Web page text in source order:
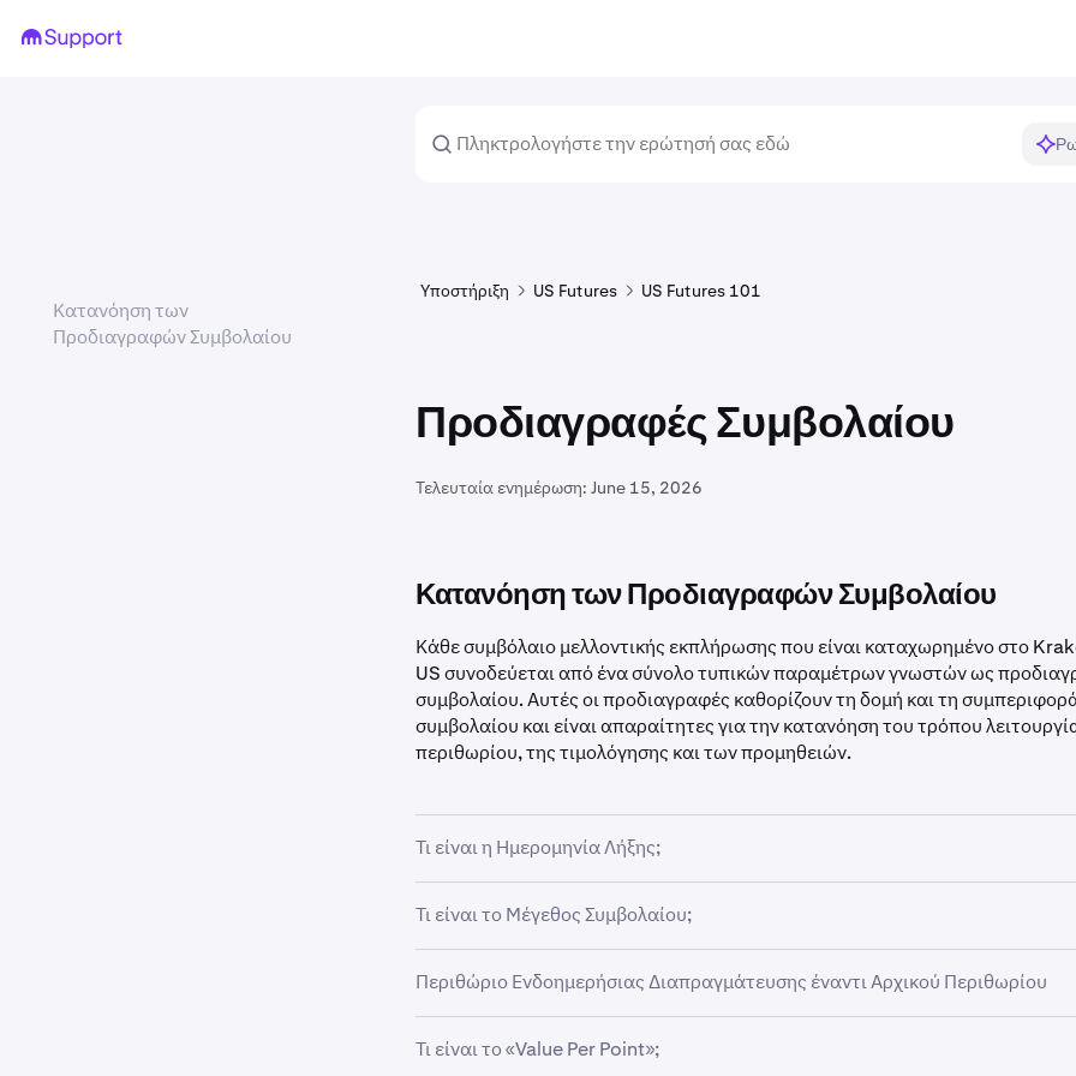
Υποστήριξη US Futures US Futures 101
Προδιαγραφές Συμβολαίου
Τελευταία ενημέρωση: June 15, 2026
Κατανόηση των Προδιαγραφών Συμβολαίου
Κάθε συμβόλαιο μελλοντικής εκπλήρωσης που είναι καταχωρημένο στο
US συνοδεύεται από ένα σύνολο τυπικών παραμέτρων γνωστών ως
συμβολαίου. Αυτές οι προδιαγραφές καθορίζουν τη δομή και τη
συμβολαίου και είναι απαραίτητες για την κατανόηση του τρόπου
περιθωρίου, της τιμολόγησης και των προμηθειών.
Τι είναι η Ημερομηνία Λήξης;
Κάθε συμβόλαιο futures έχει καθορισμένη ημερομηνία λήξης — την
το συμβόλαιο είναι διαπραγματεύσιμο.
Για τα συμβόλαια CME-listed, είναι ευθύνη του trader να παρακολουθεί τη
Για τα Bitnomial-listed perpetual futures, δεν υπάρχει ημερομηνία λήξης για
Τι είναι το Μέγεθος Συμβολαίου;
Το μέγεθος συμβολαίου, που μερικές φορές ονομάζεται contract multiplier,
από το υποκείμενο περιουσιακό στοιχείο αντιπροσωπεύεται από ένα
Παραδείγματα συμβολαίων CME-listed:
Περιθώριο Ενδοημερήσιας Διαπραγμάτευσης έναντι Αρχικού Περιθωρίου
• Intraday Margin:Χαμηλότερη απαίτηση για trades που
Τι είναι το «Value Per Point»;
Κατανόηση των
Προδιαγραφών Συμβολαίου